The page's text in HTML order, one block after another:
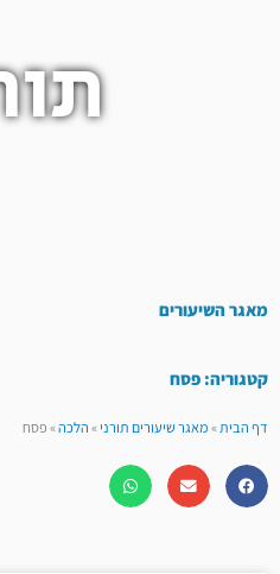
מאגר השיעורים
קטגוריה: פסח
דף הבית»מאגר שיעורים תורני»הלכה»פסח